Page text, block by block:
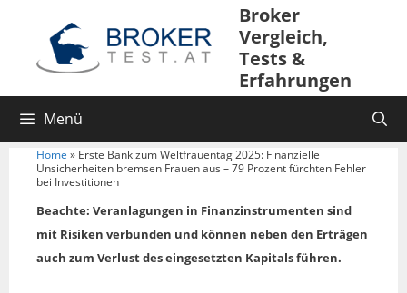
Broker
Vergleich,
Tests &
Erfahrungen
Menü
Home » Erste Bank zum Weltfrauentag 2025: Finanzielle
Unsicherheiten bremsen Frauen aus – 79 Prozent fürchten Fehler
bei Investitionen
Beachte: Veranlagungen in Finanzinstrumenten sind
mit Risiken verbunden und können neben den Erträgen
auch zum Verlust des eingesetzten Kapitals führen.